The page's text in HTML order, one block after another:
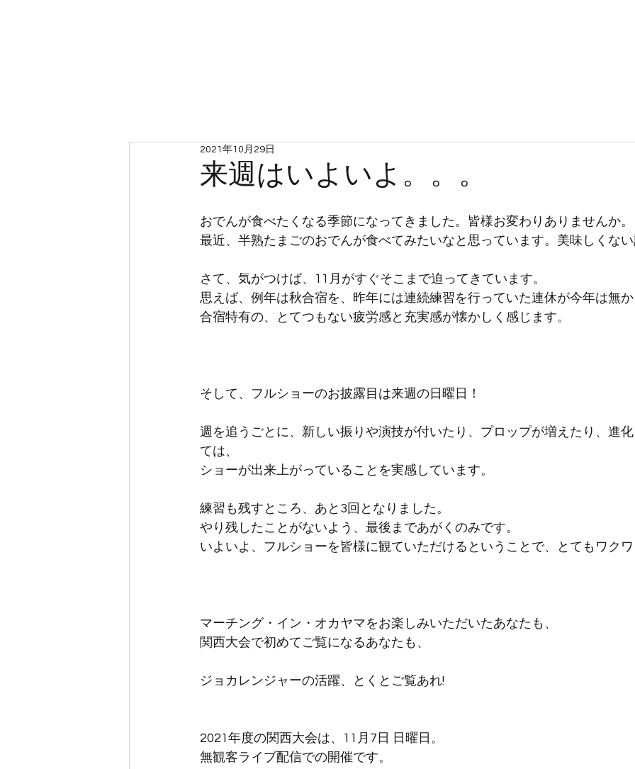
来週はいよいよ。。。
2021年10月29日
おでんが食べたくなる季節になってきました。皆様お変わりありませんか。
最近、半熟たまごのおでんが食べてみたいなと思っています。美味しくな
さて、気がつけば、11月がすぐそこまで迫ってきています。
思えば、例年は秋合宿を、昨年には連続練習を行っていた連休が今年は無か
合宿特有の、とてつもない疲労感と充実感が懐かしく感じます。
そして、フルショーのお披露目は来週の日曜日！
週を追うごとに、新しい振りや演技が付いたり、プロップが増えたり、進
ては、
ショーが出来上がっていることを実感しています。
練習も残すところ、あと3回となりました。
やり残したことがないよう、最後まであがくのみです。
いよいよ、フルショーを皆様に観ていただけるということで、とてもワクワ
マーチング・イン・オカヤマをお楽しみいただいたあなたも、
関西大会で初めてご覧になるあなたも、
ジョカレンジャーの活躍、とくとご覧あれ!
2021年度の関西大会は、11月7日 日曜日。
無観客ライブ配信での開催です。